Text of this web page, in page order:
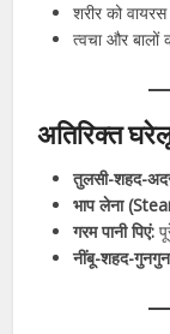
शरीर को
त्वचा और बालों
अतिरिक्त
तुलसी-शहद-
भाप लेना
गरम पानी पिएं:
नींबू-शहद-